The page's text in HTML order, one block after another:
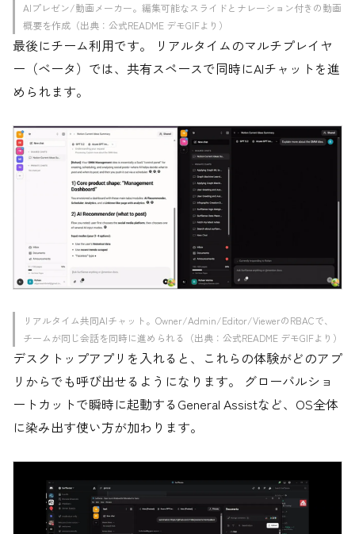
AIプレゼン/動画メーカー。編集可能なスライドとナレーション付きの動画
概要を作成（出典：公式README デモGIFより）
最後にチーム利用です。 リアルタイムのマルチプレイヤ
ー（ベータ）では、共有スペースで同時にAIチャットを進
められます。
リアルタイム共同AIチャット。Owner/Admin/Editor/ViewerのRBACで、
チームが同じ会話を同時に進められる（出典：公式README デモGIFより）
デスクトップアプリを入れると、これらの体験がどのアプ
リからでも呼び出せるようになります。 グローバルショ
ートカットで瞬時に起動するGeneral Assistなど、OS全体
に染み出す使い方が加わります。